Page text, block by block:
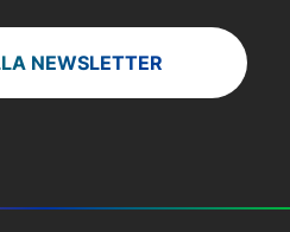
NEWSLETTER